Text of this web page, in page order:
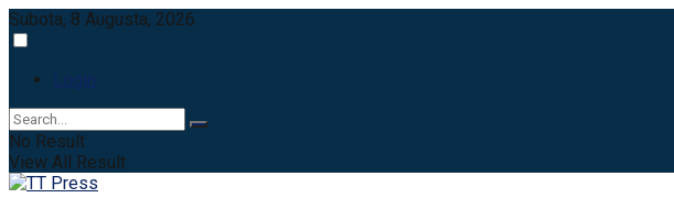
Subota, 8 Augusta, 2026
Login
No Result
View All Result